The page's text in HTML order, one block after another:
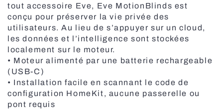
tout accessoire Eve, Eve MotionBlinds est
conçu pour préserver la vie privée des
utilisateurs. Au lieu de s’appuyer sur un cloud,
les données et l’intelligence sont stockées
localement sur le moteur.
• Moteur alimenté par une batterie rechargeable
(USB-C)
• Installation facile en scannant le code de
configuration HomeKit, aucune passerelle ou
pont requis